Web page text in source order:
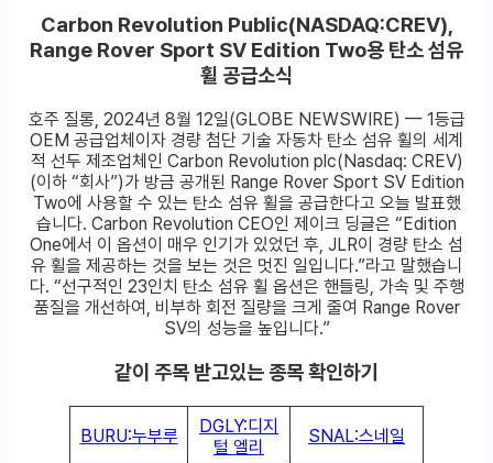
Carbon Revolution Public(NASDAQ:CREV),
Range Rover Sport SV Edition Two용 탄소 섬유
휠 공급소식
호주 질롱, 2024년 8월 12일(GLOBE NEWSWIRE) — 1등급
OEM 공급업체이자 경량 첨단 기술 자동차 탄소 섬유 휠의 세계
적 선두 제조업체인 Carbon Revolution plc(Nasdaq: CREV)
(이하 “회사”)가 방금 공개된 Range Rover Sport SV Edition
Two에 사용할 수 있는 탄소 섬유 휠을 공급한다고 오늘 발표했
습니다. Carbon Revolution CEO인 제이크 딩글은 “Edition
One에서 이 옵션이 매우 인기가 있었던 후, JLR이 경량 탄소 섬
유 휠을 제공하는 것을 보는 것은 멋진 일입니다.”라고 말했습니
다. “선구적인 23인치 탄소 섬유 휠 옵션은 핸들링, 가속 및 주행
품질을 개선하여, 비부하 회전 질량을 크게 줄여 Range Rover
SV의 성능을 높입니다.”
같이 주목 받고있는 종목 확인하기
BURU:누부루
DGLY:디지
털 엘리
SNAL:스네일